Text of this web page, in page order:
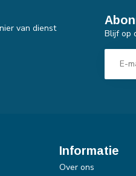
van dienst
Blijf op
Informatie
Over ons